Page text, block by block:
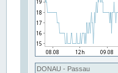
DONAU - Passau